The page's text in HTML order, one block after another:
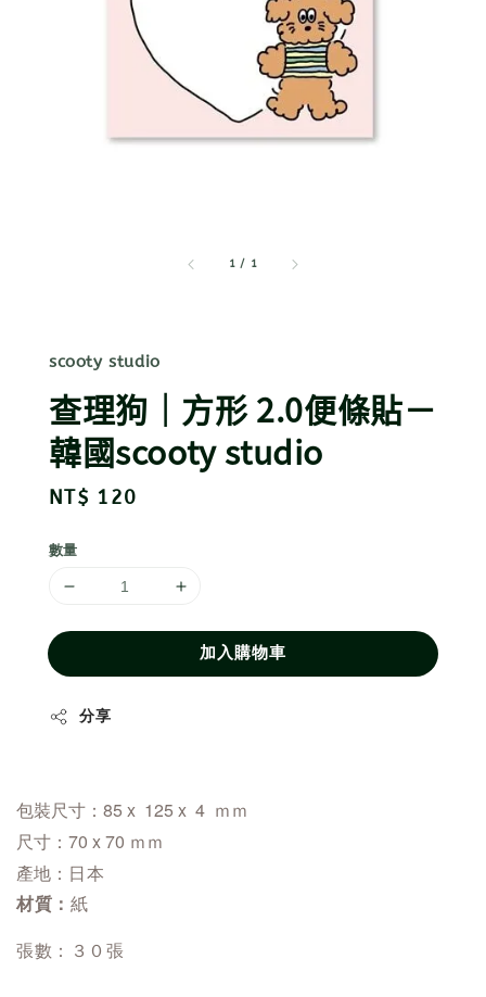
1 / 1
scooty studio
查理狗｜方形 2.0便條貼－
韓國scooty studio
Regular
NT$ 120
數量
加入購物車
分享
包裝尺寸：85 x 125 x 4 ｍｍ
尺寸：70 x 70 ｍｍ
產地： 日本
材質： 紙
張數：３０張